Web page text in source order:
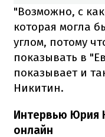
"Возможно, с
которая могла
углом, потому
показывать в
показывает и
Никитин.
Интервью Юрия
онлайн